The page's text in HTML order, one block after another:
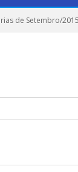
de Setembro/